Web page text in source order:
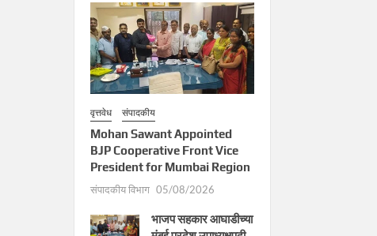
वृत्तवेध संपादकीय
Mohan Sawant Appointed
BJP Cooperative Front Vice
President for Mumbai Region
संपादकीय विभाग 05/08/2026
भाजप सहकार आघाडीच्या